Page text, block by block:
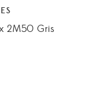
2M50 Gris